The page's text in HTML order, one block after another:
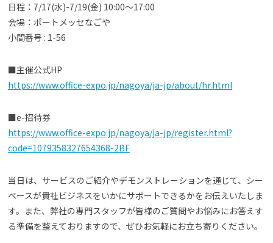
資料請求(無料)
日程：7/17(水)-7/19(金) 10:00〜17:00
会場：ポートメッセなごや
小間番号 : 1-56
■主催公式HP
https://www.office-expo.jp/nagoya/ja-jp/about/hr.html
■e-招待券
https://www.office-expo.jp/nagoya/ja-jp/register.html?
code=1079358327654368-2BF
当日は、サービスのご紹介やデモンストレーションを通じて、シー
ベースが貴社ビジネスをいかにサポートできるかをお伝えいたしま
す。また、弊社の専門スタッフが皆様のご質問やお悩みにお答えす
る準備を整えておりますので、ぜひお気軽にお立ち寄りください。